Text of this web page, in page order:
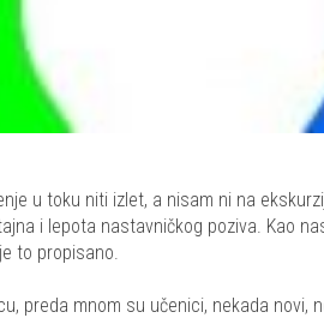
u toku niti izlet, a nisam ni na
i lepota nastavničkog poziva. Kao
to propisano.
preda mnom su učenici, nekada novi,